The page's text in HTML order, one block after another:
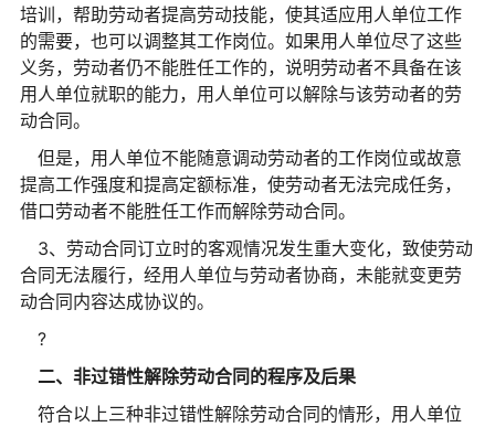
培训，帮助劳动者提高劳动技能，使其适应用人单位工作
的需要，也可以调整其工作岗位。如果用人单位尽了这些
义务，劳动者仍不能胜任工作的，说明劳动者不具备在该
用人单位就职的能力，用人单位可以解除与该劳动者的劳
动合同。
但是，用人单位不能随意调动劳动者的工作岗位或故意
提高工作强度和提高定额标准，使劳动者无法完成任务，
借口劳动者不能胜任工作而解除劳动合同。
3、劳动合同订立时的客观情况发生重大变化，致使劳动
合同无法履行，经用人单位与劳动者协商，未能就变更劳
动合同内容达成协议的。
?
二、非过错性解除劳动合同的程序及后果
符合以上三种非过错性解除劳动合同的情形，用人单位